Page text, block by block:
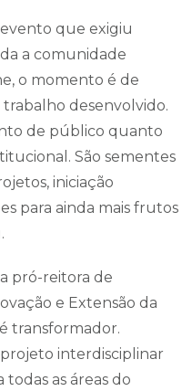
que exigiu
a comunidade
o momento é de
desenvolvido.
de público quanto
São sementes
iniciação
para ainda mais frutos
pró-reitora de
e Extensão da
transformador.
interdisciplinar
as áreas do